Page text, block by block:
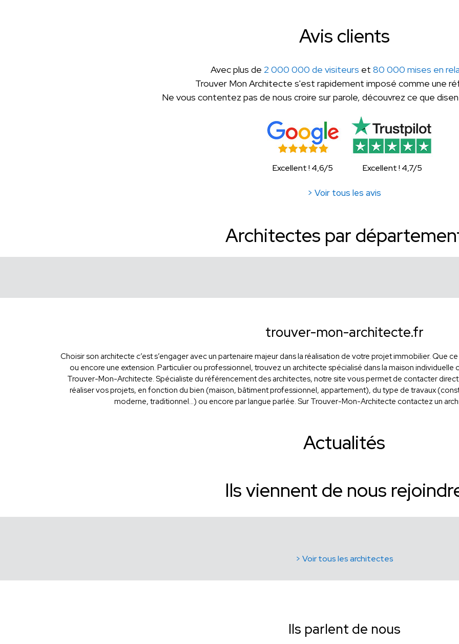
Avis clients
Avec plus de 2 000 000 de visiteurs et 80 000 mises en
Trouver Mon Architecte s'est rapidement imposé comme une
Ne vous contentez pas de nous croire sur parole, découvrez ce que
Excellent ! 4,6/5 Excellent ! 4,7/5
> Voir tous les avis
Architectes par
trouver-mon-architecte.fr
Choisir son architecte c’est s’engager avec un partenaire majeur dans la réalisation de votre projet immobilier. Que
ou encore une extension. Particulier ou professionnel, trouvez un architecte spécialisé dans la maison
Trouver-Mon-Architecte. Spécialiste du référencement des architectes, notre site vous permet de contacter
réaliser vos projets, en fonction du bien (maison, bâtiment professionnel, appartement), du type de travaux
moderne, traditionnel...) ou encore par langue parlée. Sur Trouver-Mon-Architecte contactez un
Actualités
Ils viennent de nous
> Voir tous les architectes
Ils parlent de nous